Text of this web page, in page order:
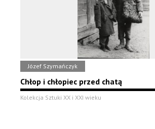
Józef Szymańczyk
Chłop i chłopiec przed chatą
Kolekcja Sztuki XX i XXI wieku